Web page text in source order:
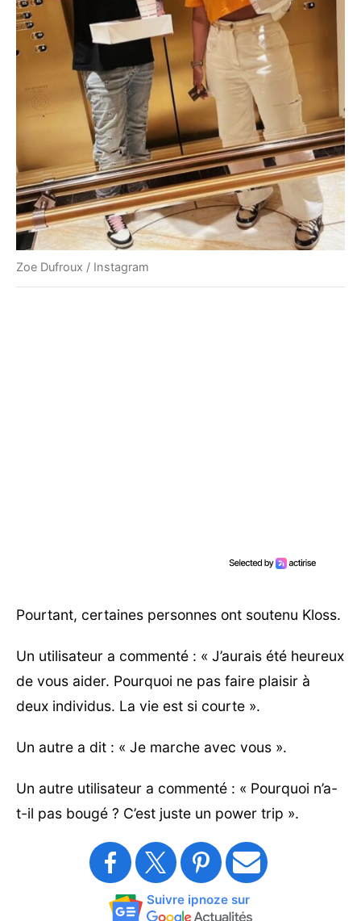
Zoe Dufroux / Instagram
Pourtant, certaines personnes ont soutenu Kloss.
Un utilisateur a commenté : « J’aurais été heureux
de vous aider. Pourquoi ne pas faire plaisir à
deux individus. La vie est si courte ».
Un autre a dit : « Je marche avec vous ».
Un autre utilisateur a commenté : « Pourquoi n’a-
t-il pas bougé ? C’est juste un power trip ».
Suivre ipnoze sur